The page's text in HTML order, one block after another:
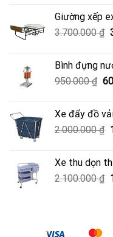
Giường xếp
3.700.000₫
Bình đựng
950.000₫
Xe đẩy đồ
2.000.000₫
Xe thu dọn
2.100.000₫